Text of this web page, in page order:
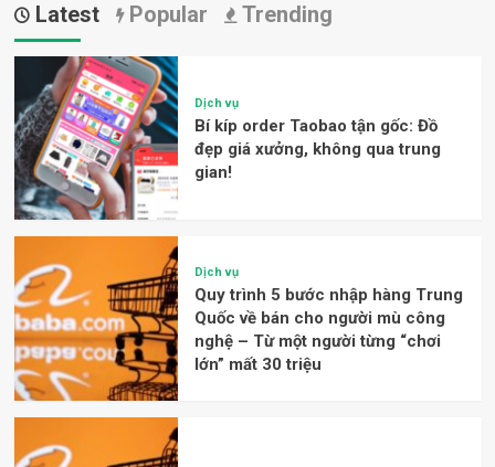
Latest Popular Trending
Dịch vụ
Bí kíp order Taobao tận gốc: Đồ
đẹp giá xưởng, không qua trung
gian!
Dịch vụ
Quy trình 5 bước nhập hàng Trung
Quốc về bán cho người mù công
nghệ – Từ một người từng “chơi
lớn” mất 30 triệu